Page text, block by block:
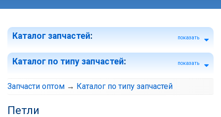
Каталог запчастей: показать
Каталог по типу запчастей: показать
Запчасти оптом → Каталог по типу запчастей
Петли